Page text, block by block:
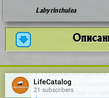
Labyrinthulea